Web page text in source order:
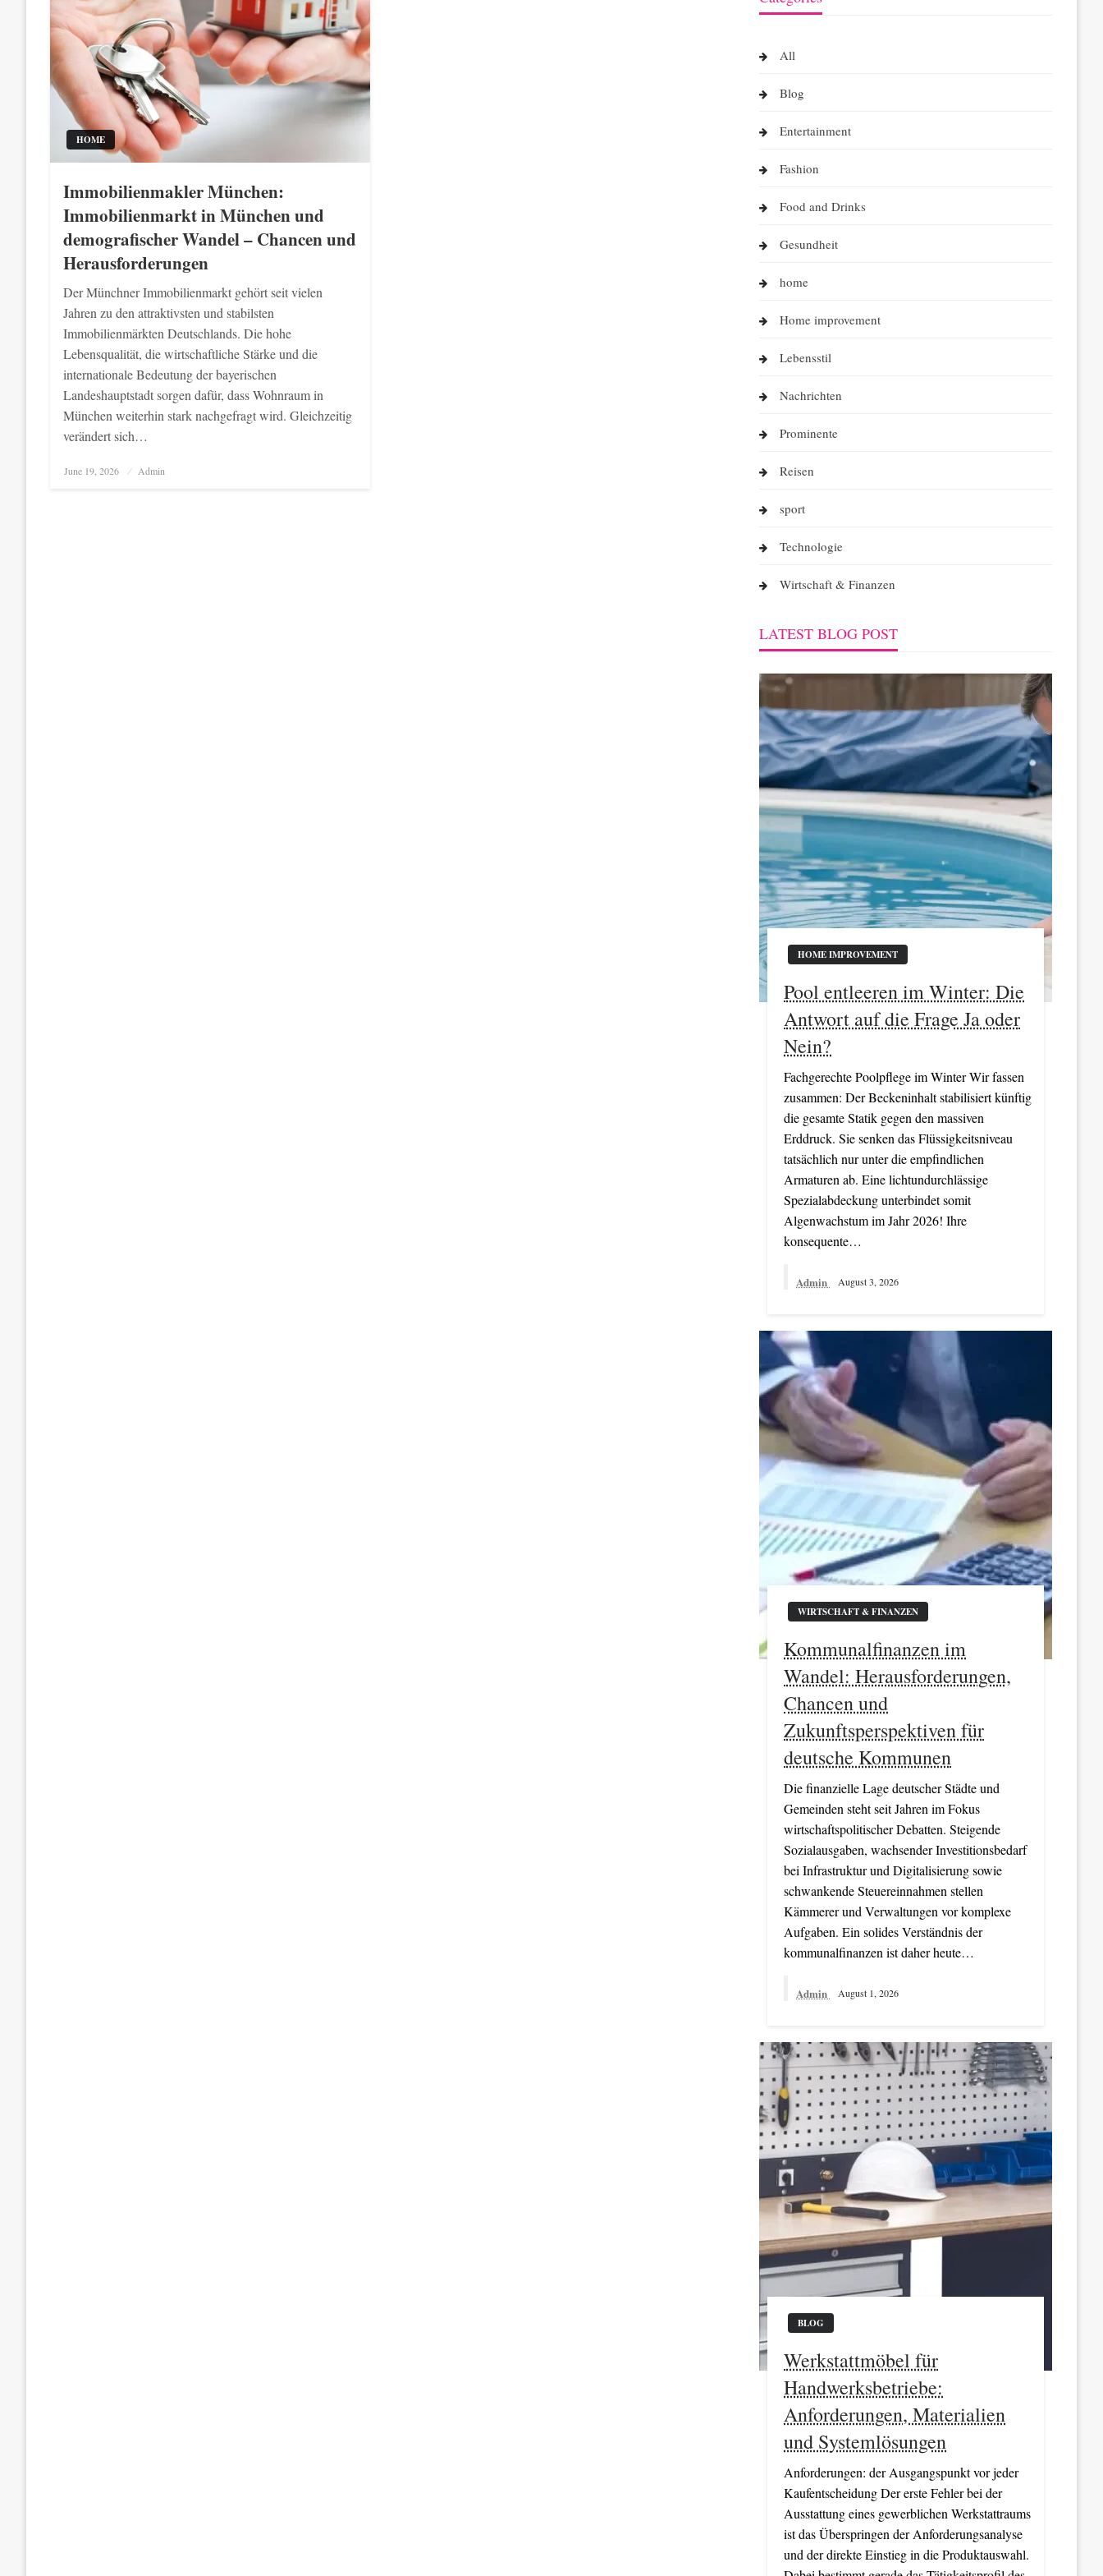
HOME
Immobilienmakler München:
Immobilienmarkt in München und
demografischer Wandel – Chancen und
Herausforderungen
Der Münchner Immobilienmarkt gehört seit vielen
Jahren zu den attraktivsten und stabilsten
Immobilienmärkten Deutschlands. Die hohe
Lebensqualität, die wirtschaftliche Stärke und die
internationale Bedeutung der bayerischen
Landeshauptstadt sorgen dafür, dass Wohnraum in
München weiterhin stark nachgefragt wird. Gleichzeitig
verändert sich…
Posted
June 19, 2026 Admin
All
Blog
Entertainment
Fashion
Food and Drinks
Gesundheit
home
Home improvement
Lebensstil
Nachrichten
Prominente
Reisen
sport
Technologie
Wirtschaft & Finanzen
LATEST BLOG POST
HOME IMPROVEMENT
Pool entleeren im Winter: Die
Antwort auf die Frage Ja oder
Nein?
Fachgerechte Poolpflege im Winter Wir fassen
zusammen: Der Beckeninhalt stabilisiert künftig
die gesamte Statik gegen den massiven
Erddruck. Sie senken das Flüssigkeitsniveau
tatsächlich nur unter die empfindlichen
Armaturen ab. Eine lichtundurchlässige
Spezialabdeckung unterbindet somit
Algenwachstum im Jahr 2026! Ihre
konsequente…
Admin August 3, 2026
WIRTSCHAFT & FINANZEN
Kommunalfinanzen im
Wandel: Herausforderungen,
Chancen und
Zukunftsperspektiven für
deutsche Kommunen
Die finanzielle Lage deutscher Städte und
Gemeinden steht seit Jahren im Fokus
wirtschaftspolitischer Debatten. Steigende
Sozialausgaben, wachsender Investitionsbedarf
bei Infrastruktur und Digitalisierung sowie
schwankende Steuereinnahmen stellen
Kämmerer und Verwaltungen vor komplexe
Aufgaben. Ein solides Verständnis der
kommunalfinanzen ist daher heute…
Admin August 1, 2026
BLOG
Werkstattmöbel für
Handwerksbetriebe:
Anforderungen, Materialien
und Systemlösungen
Anforderungen: der Ausgangspunkt vor jeder
Kaufentscheidung Der erste Fehler bei der
Ausstattung eines gewerblichen Werkstattraums
ist das Überspringen der Anforderungsanalyse
und der direkte Einstieg in die Produktauswahl.